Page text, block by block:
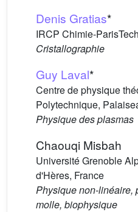
Denis Gratias*
IRCP Chimie-
Cristallographie
Guy Laval*
Centre de physique
Polytechnique,
Physique des plasmas
Chaouqi Misbah
Université Grenoble
d'Hères, France
Physique non-linéaire,
molle, biophysique